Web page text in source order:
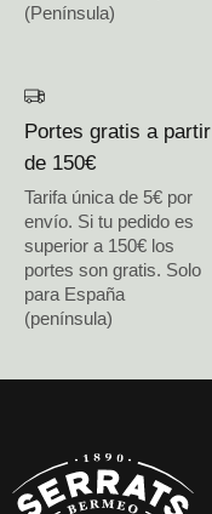
(Península)
Portes gratis a partir
de 150€
Tarifa única de 5€ por
envío. Si tu pedido es
superior a 150€ los
portes son gratis. Solo
para España
(península)